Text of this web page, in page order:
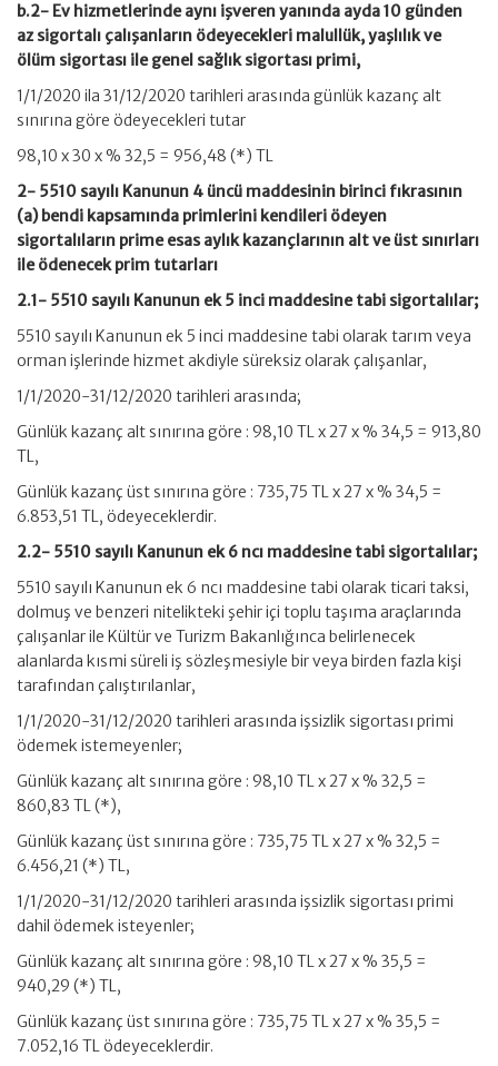
b.2- Ev hizmetlerinde aynı işveren yanında ayda 10 günden
az sigortalı çalışanların ödeyecekleri malullük, yaşlılık ve
ölüm sigortası ile genel sağlık sigortası primi,
1/1/2020 ila 31/12/2020 tarihleri arasında günlük kazanç alt
sınırına göre ödeyecekleri tutar
98,10 x 30 x % 32,5 = 956,48 (*) TL
2- 5510 sayılı Kanunun 4 üncü maddesinin birinci fıkrasının
(a) bendi kapsamında primlerini kendileri ödeyen
sigortalıların prime esas aylık kazançlarının alt ve üst sınırları
ile ödenecek prim tutarları
2.1- 5510 sayılı Kanunun ek 5 inci maddesine tabi sigortalılar;
5510 sayılı Kanunun ek 5 inci maddesine tabi olarak tarım veya
orman işlerinde hizmet akdiyle süreksiz olarak çalışanlar,
1/1/2020-31/12/2020 tarihleri arasında;
Günlük kazanç alt sınırına göre : 98,10 TL x 27 x % 34,5 = 913,80
TL,
Günlük kazanç üst sınırına göre : 735,75 TL x 27 x % 34,5 =
6.853,51 TL, ödeyeceklerdir.
2.2- 5510 sayılı Kanunun ek 6 ncı maddesine tabi sigortalılar;
5510 sayılı Kanunun ek 6 ncı maddesine tabi olarak ticari taksi,
dolmuş ve benzeri nitelikteki şehir içi toplu taşıma araçlarında
çalışanlar ile Kültür ve Turizm Bakanlığınca belirlenecek
alanlarda kısmi süreli iş sözleşmesiyle bir veya birden fazla kişi
tarafından çalıştırılanlar,
1/1/2020-31/12/2020 tarihleri arasında işsizlik sigortası primi
ödemek istemeyenler;
Günlük kazanç alt sınırına göre : 98,10 TL x 27 x % 32,5 =
860,83 TL (*),
Günlük kazanç üst sınırına göre : 735,75 TL x 27 x % 32,5 =
6.456,21 (*) TL,
1/1/2020-31/12/2020 tarihleri arasında işsizlik sigortası primi
dahil ödemek isteyenler;
Günlük kazanç alt sınırına göre : 98,10 TL x 27 x % 35,5 =
940,29 (*) TL,
Günlük kazanç üst sınırına göre : 735,75 TL x 27 x % 35,5 =
7.052,16 TL ödeyeceklerdir.